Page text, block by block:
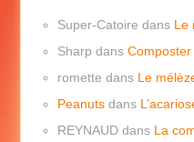
Super-Catoire dans Le
Sharp dansComposter
romette dans Le
Peanuts dans
REYNAUD dans La